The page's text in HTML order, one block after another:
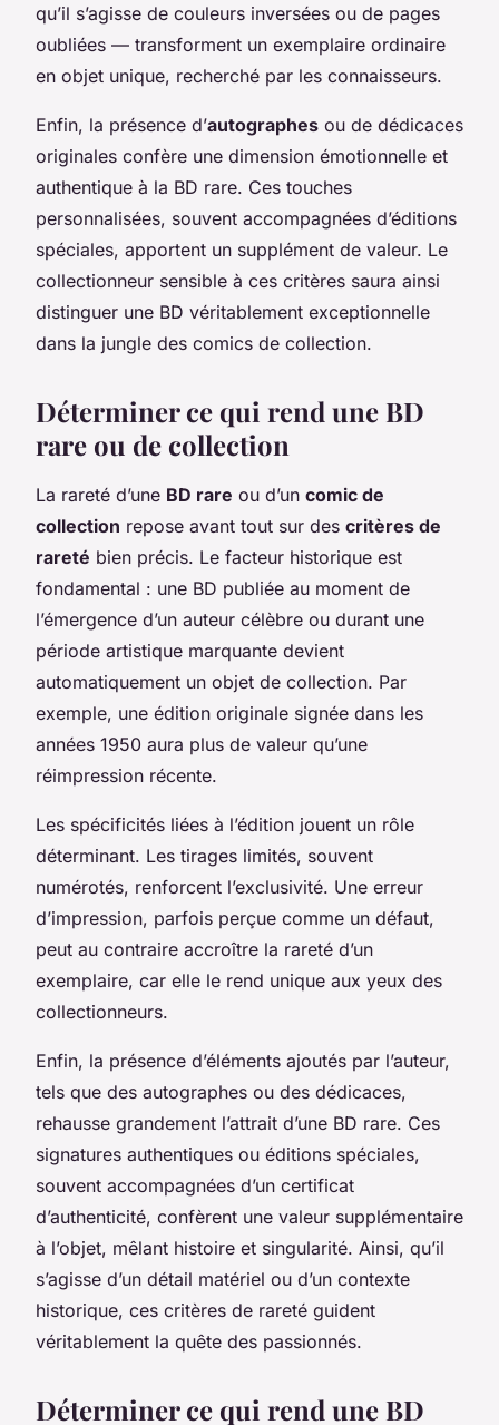
qu’il s’agisse de couleurs inversées ou de pages
oubliées — transforment un exemplaire ordinaire
en objet unique, recherché par les connaisseurs.
Enfin, la présence d’autographes ou de dédicaces
originales confère une dimension émotionnelle et
authentique à la BD rare. Ces touches
personnalisées, souvent accompagnées d’éditions
spéciales, apportent un supplément de valeur. Le
collectionneur sensible à ces critères saura ainsi
distinguer une BD véritablement exceptionnelle
dans la jungle des comics de collection.
Déterminer ce qui rend une BD
rare ou de collection
La rareté d’une BD rare ou d’un comic de
collection repose avant tout sur des critères de
rareté bien précis. Le facteur historique est
fondamental : une BD publiée au moment de
l’émergence d’un auteur célèbre ou durant une
période artistique marquante devient
automatiquement un objet de collection. Par
exemple, une édition originale signée dans les
années 1950 aura plus de valeur qu’une
réimpression récente.
Les spécificités liées à l’édition jouent un rôle
déterminant. Les tirages limités, souvent
numérotés, renforcent l’exclusivité. Une erreur
d’impression, parfois perçue comme un défaut,
peut au contraire accroître la rareté d’un
exemplaire, car elle le rend unique aux yeux des
collectionneurs.
Enfin, la présence d’éléments ajoutés par l’auteur,
tels que des autographes ou des dédicaces,
rehausse grandement l’attrait d’une BD rare. Ces
signatures authentiques ou éditions spéciales,
souvent accompagnées d’un certificat
d’authenticité, confèrent une valeur supplémentaire
à l’objet, mêlant histoire et singularité. Ainsi, qu’il
s’agisse d’un détail matériel ou d’un contexte
historique, ces critères de rareté guident
véritablement la quête des passionnés.
Déterminer ce qui rend une BD